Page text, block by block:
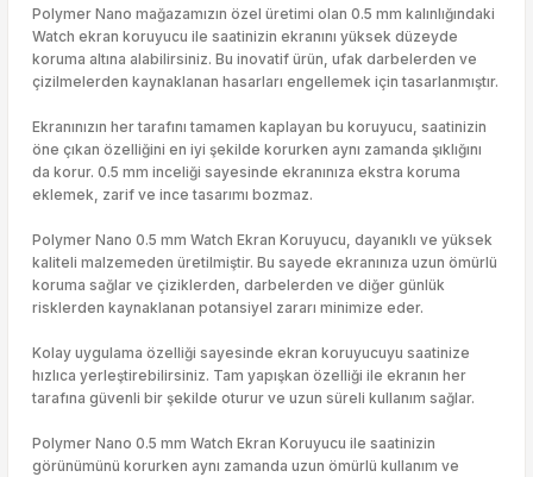
Polymer Nano mağazamızın özel üretimi olan 0.5 mm kalınlığındaki
Watch ekran koruyucu ile saatinizin ekranını yüksek düzeyde
koruma altına alabilirsiniz. Bu inovatif ürün, ufak darbelerden ve
çizilmelerden kaynaklanan hasarları engellemek için tasarlanmıştır.
Ekranınızın her tarafını tamamen kaplayan bu koruyucu, saatinizin
öne çıkan özelliğini en iyi şekilde korurken aynı zamanda şıklığını
da korur. 0.5 mm inceliği sayesinde ekranınıza ekstra koruma
eklemek, zarif ve ince tasarımı bozmaz.
Polymer Nano 0.5 mm Watch Ekran Koruyucu, dayanıklı ve yüksek
kaliteli malzemeden üretilmiştir. Bu sayede ekranınıza uzun ömürlü
koruma sağlar ve çiziklerden, darbelerden ve diğer günlük
risklerden kaynaklanan potansiyel zararı minimize eder.
Kolay uygulama özelliği sayesinde ekran koruyucuyu saatinize
hızlıca yerleştirebilirsiniz. Tam yapışkan özelliği ile ekranın her
tarafına güvenli bir şekilde oturur ve uzun süreli kullanım sağlar.
Polymer Nano 0.5 mm Watch Ekran Koruyucu ile saatinizin
görünümünü korurken aynı zamanda uzun ömürlü kullanım ve